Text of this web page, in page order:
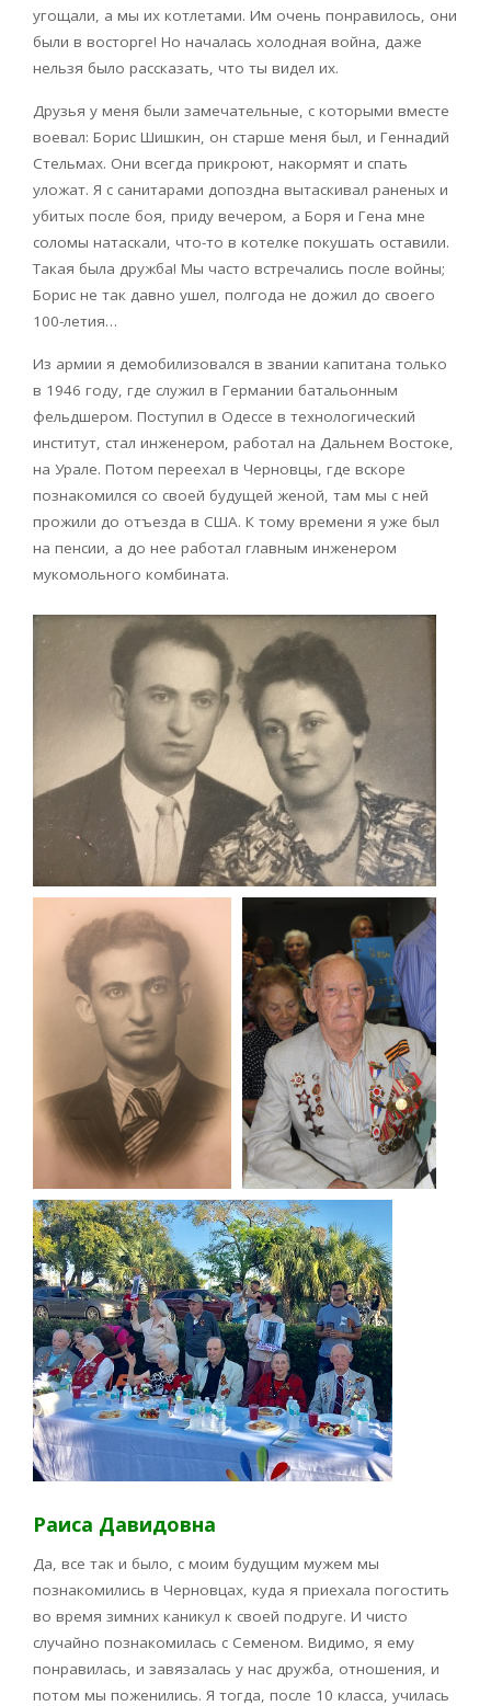
угощали, а мы их котлетами. Им очень понравилось, они
были в восторге! Но началась холодная война, даже
нельзя было рассказать, что ты видел их.
Друзья у меня были замечательные, с которыми вместе
воевал: Борис Шишкин, он старше меня был, и Геннадий
Стельмах. Они всегда прикроют, накормят и спать
уложат. Я с санитарами допоздна вытаскивал раненых и
убитых после боя, приду вечером, а Боря и Гена мне
соломы натаскали, что-то в котелке покушать оставили.
Такая была дружба! Мы часто встречались после войны;
Борис не так давно ушел, полгода не дожил до своего
100-летия…
Из армии я демобилизовался в звании капитана только
в 1946 году, где служил в Германии батальонным
фельдшером. Поступил в Одессе в технологический
институт, стал инженером, работал на Дальнем Востоке,
на Урале. Потом переехал в Черновцы, где вскоре
познакомился со своей будущей женой, там мы с ней
прожили до отъезда в США. К тому времени я уже был
на пенсии, а до нее работал главным инженером
мукомольного комбината.
Раиса Давидовна
Да, все так и было, с моим будущим мужем мы
познакомились в Черновцах, куда я приехала погостить
во время зимних каникул к своей подруге. И чисто
случайно познакомилась с Семеном. Видимо, я ему
понравилась, и завязалась у нас дружба, отношения, и
потом мы поженились. Я тогда, после 10 класса, училась